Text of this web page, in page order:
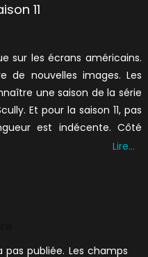
11
sur les écrans américains.
de nouvelles images. Les
une saison de la série
Et pour la saison 11, pas
est indécente. Côté
Lire…
pas publiée. Les champs